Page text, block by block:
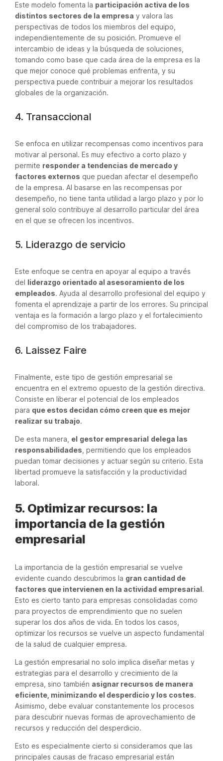
Este modelo fomenta la participación activa de los
distintos sectores de la empresa y valora las
perspectivas de todos los miembros del equipo,
independientemente de su posición. Promueve el
intercambio de ideas y la búsqueda de soluciones,
tomando como base que cada área de la empresa es la
que mejor conoce qué problemas enfrenta, y su
perspectiva puede contribuir a mejorar los resultados
globales de la organización.
4. Transaccional
Se enfoca en utilizar recompensas como incentivos para
motivar al personal. Es muy efectivo a corto plazo y
permite responder a tendencias de mercado y
factores externos que puedan afectar el desempeño
de la empresa. Al basarse en las recompensas por
desempeño, no tiene tanta utilidad a largo plazo y por lo
general solo contribuye al desarrollo particular del área
en el que se ofrecen los incentivos.
5. Liderazgo de servicio
Este enfoque se centra en apoyar al equipo a través
del liderazgo orientado al asesoramiento de los
empleados. Ayuda al desarrollo profesional del equipo y
fomenta el aprendizaje a partir de los errores. Su principal
ventaja es la formación a largo plazo y el fortalecimiento
del compromiso de los trabajadores.
6. Laissez Faire
Finalmente, este tipo de gestión empresarial se
encuentra en el extremo opuesto de la gestión directiva.
Consiste en liberar el potencial de los empleados
para que estos decidan cómo creen que es mejor
realizar su trabajo.
De esta manera, el gestor empresarial delega las
responsabilidades , permitiendo que los empleados
puedan tomar decisiones y actuar según su criterio. Esta
libertad promueve la satisfacción y la productividad
laboral.
5. Optimizar recursos: la
importancia de la gestión
empresarial
La importancia de la gestión empresarial se vuelve
evidente cuando descubrimos la gran cantidad de
factores que intervienen en la actividad empresarial.
Esto es cierto tanto para empresas consolidadas como
para proyectos de emprendimiento que no suelen
superar los dos años de vida. En todos los casos,
optimizar los recursos se vuelve un aspecto fundamental
de la salud de cualquier empresa.
La gestión empresarial no solo implica diseñar metas y
estrategias para el desarrollo y crecimiento de la
empresa, sino también asignar recursos de manera
eficiente, minimizando el desperdicio y los costes.
Asimismo, debe evaluar constantemente los procesos
para descubrir nuevas formas de aprovechamiento de
recursos y reducción del desperdicio.
Esto es especialmente cierto si consideramos que las
principales causas de fracaso empresarial están